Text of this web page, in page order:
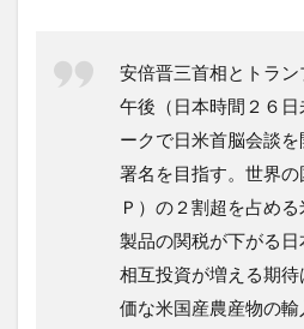
安倍晋三首相とトラ
午後（日本時間２６
ークで日米首脳会談
署名を目指す。世界の
Ｐ）の２割超を占め
製品の関税が下がる
相互投資が増える期
価な米国産農産物の